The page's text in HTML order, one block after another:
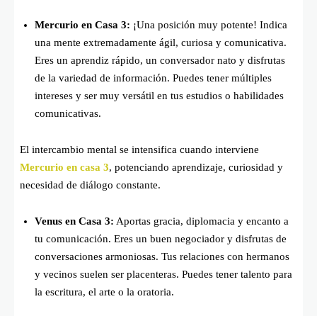
Mercurio en Casa 3: ¡Una posición muy potente! Indica
una mente extremadamente ágil, curiosa y comunicativa.
Eres un aprendiz rápido, un conversador nato y disfrutas
de la variedad de información. Puedes tener múltiples
intereses y ser muy versátil en tus estudios o habilidades
comunicativas.
El intercambio mental se intensifica cuando interviene
Mercurio en casa 3, potenciando aprendizaje, curiosidad y
necesidad de diálogo constante.
Venus en Casa 3: Aportas gracia, diplomacia y encanto a
tu comunicación. Eres un buen negociador y disfrutas de
conversaciones armoniosas. Tus relaciones con hermanos
y vecinos suelen ser placenteras. Puedes tener talento para
la escritura, el arte o la oratoria.